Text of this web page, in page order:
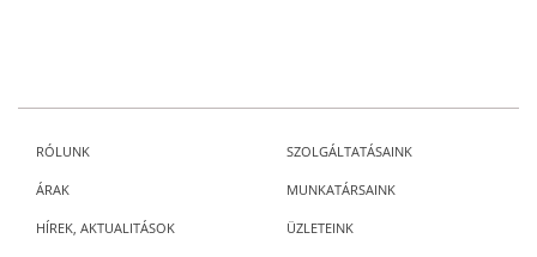
RÓLUNK SZOLGÁLTATÁSAINK
ÁRAK MUNKATÁRSAINK
HÍREK, AKTUALITÁSOK ÜZLETEINK